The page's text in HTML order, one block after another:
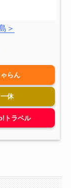
＞
ゃらん
一休
トラベル